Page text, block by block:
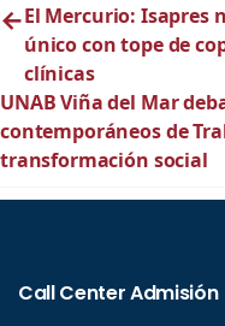
←El Mercurio: Isapres
único con tope de
clínicas
UNAB Viña del Mar
contemporáneos de
transformación social